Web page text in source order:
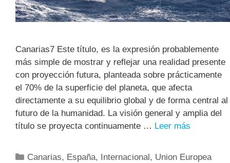
Canarias7 Este título, es la expresión probablemente
más simple de mostrar y reflejar una realidad presente
con proyección futura, planteada sobre prácticamente
el 70% de la superficie del planeta, que afecta
directamente a su equilibrio global y de forma central al
futuro de la humanidad. La visión general y amplia del
título se proyecta continuamente … Leer más
Canarias, España, Internacional, Union Europea